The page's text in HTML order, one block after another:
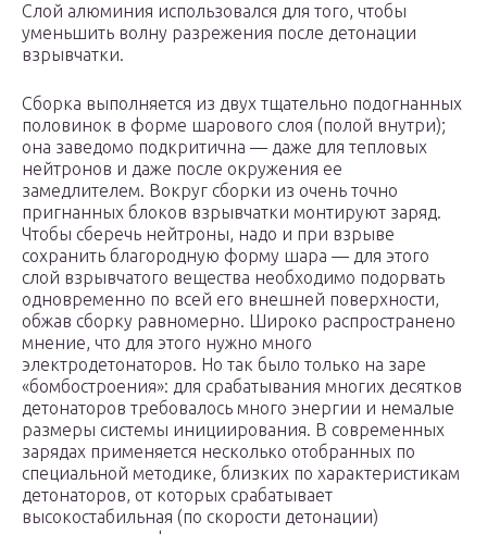
Слой алюминия использовался для того, чтобы
уменьшить волну разрежения после детонации
взрывчатки.
Сборка выполняется из двух тщательно подогнанных
половинок в форме шарового слоя (полой внутри);
она заведомо подкритична — даже для тепловых
нейтронов и даже после окружения ее
замедлителем. Вокруг сборки из очень точно
пригнанных блоков взрывчатки монтируют заряд.
Чтобы сберечь нейтроны, надо и при взрыве
сохранить благородную форму шара — для этого
слой взрывчатого вещества необходимо подорвать
одновременно по всей его внешней поверхности,
обжав сборку равномерно. Широко распространено
мнение, что для этого нужно много
электродетонаторов. Но так было только на заре
«бомбостроения»: для срабатывания многих десятков
детонаторов требовалось много энергии и немалые
размеры системы инициирования. В современных
зарядах применяется несколько отобранных по
специальной методике, близких по характеристикам
детонаторов, от которых срабатывает
высокостабильная (по скорости детонации)